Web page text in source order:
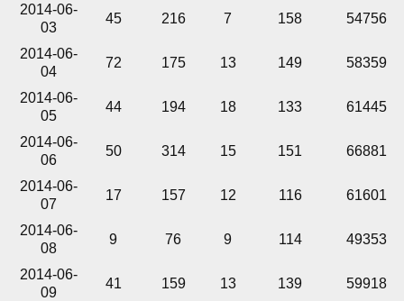
2014-06-
03
45 216 7 158 54756
2014-06-
04
72 175 13 149 58359
2014-06-
05
44 194 18 133 61445
2014-06-
06
50 314 15 151 66881
2014-06-
07
17 157 12 116 61601
2014-06-
08
9 76 9 114 49353
2014-06-
09
41 159 13 139 59918